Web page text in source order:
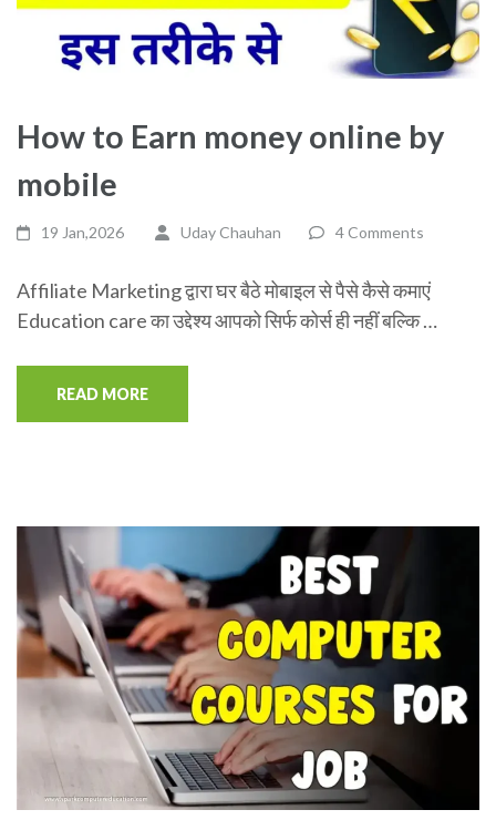
How to Earn money online by
mobile
19 Jan,2026 Uday Chauhan 4 Comments
Affiliate Marketing द्वारा घर बैठे मोबाइल से पैसे कैसे कमाएं
Education care का उद्देश्य आपको सिर्फ कोर्स ही नहीं बल्कि …
READ MORE